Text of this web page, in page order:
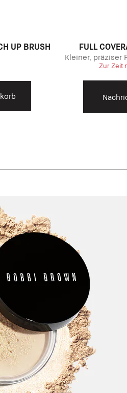
UP BRUSH FULL
Kleiner, präziser
Zur Zeit